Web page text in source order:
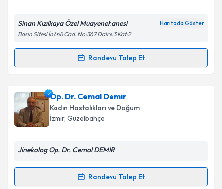
Kişisel verilerimin işlenmesine ilişkinAydınlatma
'ni okudum ve kişisel verilerimin belirtilen
Takvim Talebini Gönder
Sinan Kızılkaya Özel Muayenehanesi Haritada Göster
Basın Sitesi İnönü Cad. No:367 Daire:3 Kat:2
Randevu Talep Et
Randevu Takvimi Talebi
Op. Dr. Sinan Kızılkayaiçin randevu takvimi talebi
oluşturun. Size bu uzmandan randevu almanız için bir
takvim hazırlandığında e-posta ile bilgilendireceğiz.
Kişisel verilerimin işlenmesine ilişkinAydınlatma
Op. Dr. Cemal Demir
Kadın Hastalıkları ve Doğum
İzmir, Güzelbahçe
Jinekolog Op. Dr. Cemal DEMİR
Randevu Talep Et
Randevu Takvimi Talebi